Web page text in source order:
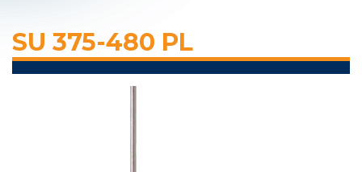
SU 375-480 PL